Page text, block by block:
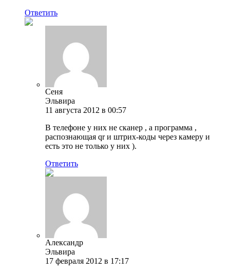
Ответить
Сеня
Эльвира
11 августа 2012 в 00:57
В телефоне у них не сканер , а программа ,
распознающая qr и штрих-коды через камеру и
есть это не только у них ).
Ответить
Александр
Эльвира
17 февраля 2012 в 17:17